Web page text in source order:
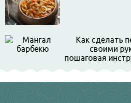
Как сделать
своими
пошаговая